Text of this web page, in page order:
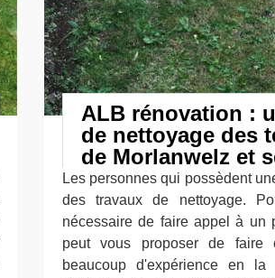
ALB rénovation :
de nettoyage des
de Morlanwelz et
Les personnes qui possèdent
des travaux de nettoyage.
nécessaire de faire appel à un
peut vous proposer de faire
beaucoup d'expérience en